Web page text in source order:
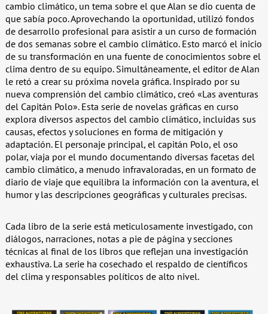
cambio climático, un tema sobre el que Alan se dio cuenta de
que sabía poco. Aprovechando la oportunidad, utilizó fondos
de desarrollo profesional para asistir a un curso de formación
de dos semanas sobre el cambio climático. Esto marcó el inicio
de su transformación en una fuente de conocimientos sobre el
clima dentro de su equipo. Simultáneamente, el editor de Alan
le retó a crear su próxima novela gráfica. Inspirado por su
nueva comprensión del cambio climático, creó «Las aventuras
del Capitán Polo». Esta serie de novelas gráficas en curso
explora diversos aspectos del cambio climático, incluidas sus
causas, efectos y soluciones en forma de mitigación y
adaptación. El personaje principal, el capitán Polo, el oso
polar, viaja por el mundo documentando diversas facetas del
cambio climático, a menudo infravaloradas, en un formato de
diario de viaje que equilibra la información con la aventura, el
humor y las descripciones geográficas y culturales precisas.
Cada libro de la serie está meticulosamente investigado, con
diálogos, narraciones, notas a pie de página y secciones
técnicas al final de los libros que reflejan una investigación
exhaustiva. La serie ha cosechado el respaldo de científicos
del clima y responsables políticos de alto nivel.